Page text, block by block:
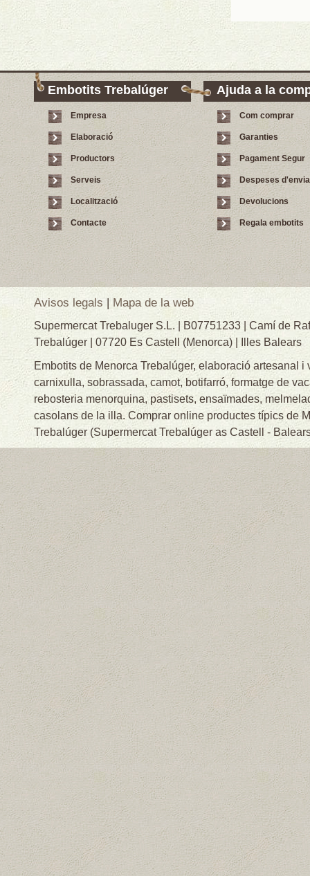
Embotits Trebalúger
Empresa
Elaboració
Productors
Serveis
Localització
Contacte
Ajuda a la
Com comprar
Garanties
Pagament Segur
Despeses
Devolucions
Regala embotits
Avisos legals | Mapa de la web
Supermercat Trebaluger S.L. | B07751233 | Camí de
Trebalúger | 07720 Es Castell (Menorca) | Illes Balears
Embotits de Menorca Trebalúger, elaboració artesanal i
carnixulla, sobrassada, camot, botifarró, formatge de
rebosteria menorquina, pastisets, ensaïmades,
casolans de la illa. Comprar online productes típics de
Trebalúger (Supermercat Trebalúger as Castell -